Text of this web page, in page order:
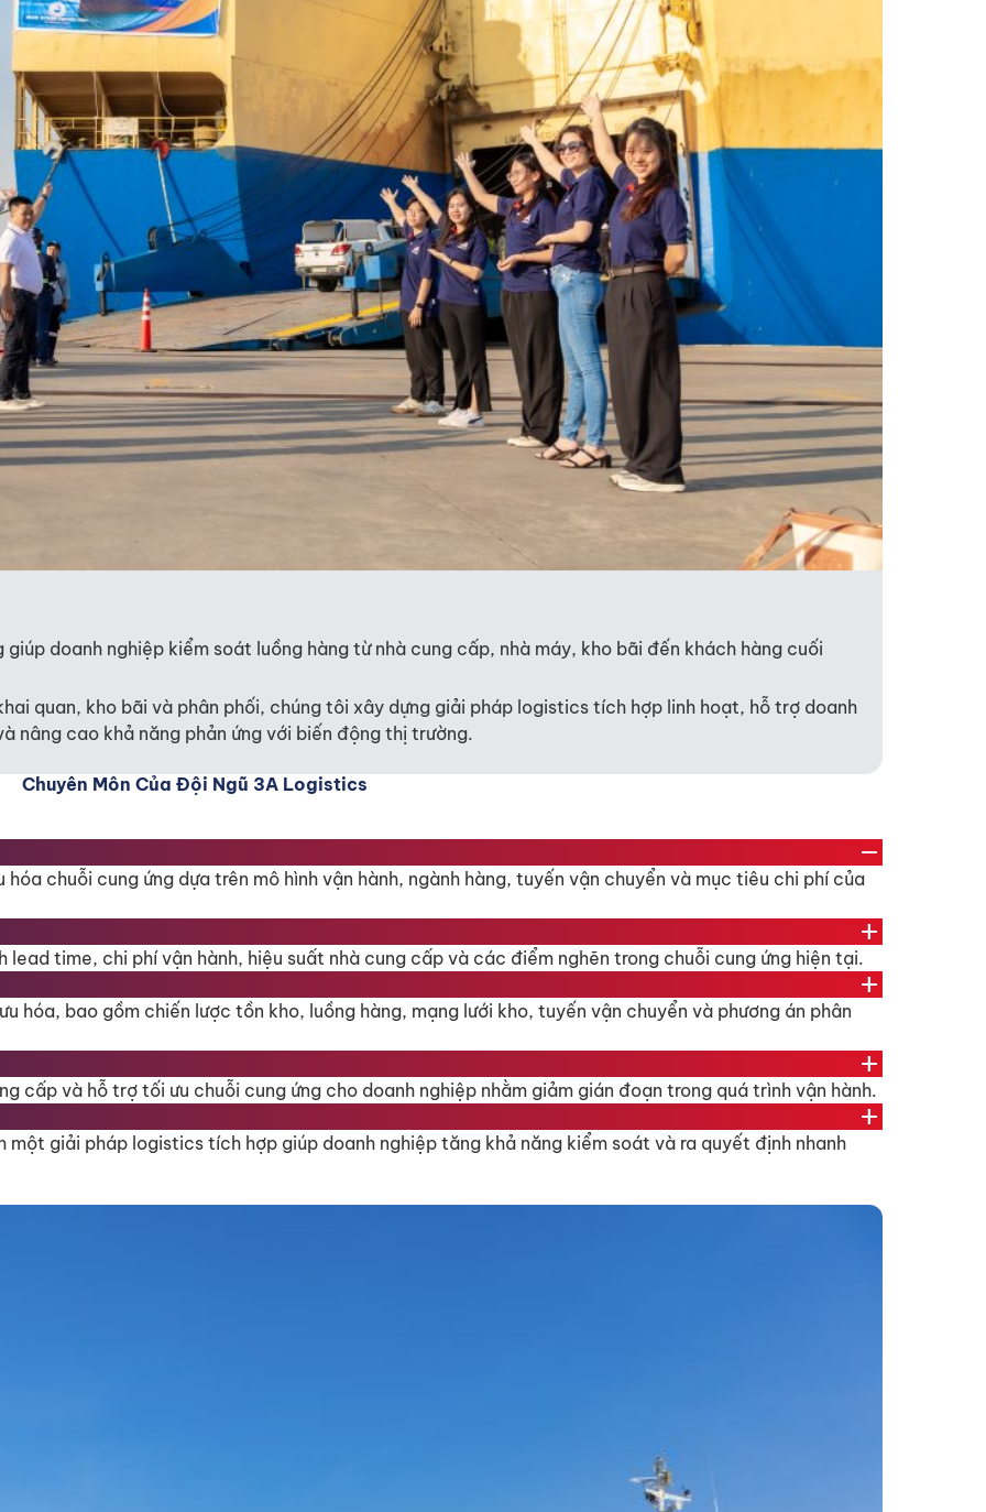
giúp doanh nghiệp kiểm soát luồng hàng từ nhà cung cấp, nhà máy, kho bãi đến khách hàng cuối
quan, kho bãi và phân phối, chúng tôi xây dựng giải pháp logistics tích hợp linh hoạt, hỗ trợ doanh
nâng cao khả năng phản ứng với biến động thị trường.
Chuyên Môn Của Đội Ngũ 3A Logistics
remove
chuỗi cung ứng dựa trên mô hình vận hành, ngành hàng, tuyến vận chuyển và mục tiêu chi phí của
add
time, chi phí vận hành, hiệu suất nhà cung cấp và các điểm nghẽn trong chuỗi cung ứng hiện tại.
add
hóa, bao gồm chiến lược tồn kho, luồng hàng, mạng lưới kho, tuyến vận chuyển và phương án phân
add
cấp và hỗ trợ tối ưu chuỗi cung ứng cho doanh nghiệp nhằm giảm gián đoạn trong quá trình vận hành.
add
giải pháp logistics tích hợp giúp doanh nghiệp tăng khả năng kiểm soát và ra quyết định nhanh